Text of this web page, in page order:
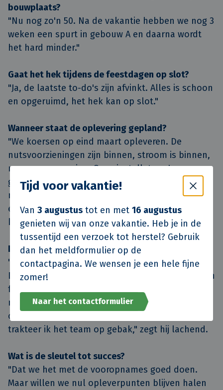
Tijd voor vakantie!
Van 3 augustus tot en met 16 augustus
genieten wij van onze vakantie. Heb je in de
tussentijd een verzoek tot herstel? Gebruik
dan het meldformulier op de
contactpagina. We wensen je een hele fijne
zomer!
Naar het contactformulier
bouwplaats?
"Nu nog zo'n 50. Na de vakantie hebben we nog 3
weken een spurt in gebouw A en daarna wordt
het hard minder."
Gaat het hek tijdens de feestdagen op slot?
"Ja, de laatste to-do's zijn afvinkt. Alles is schoon
en opgeruimd, het hek kan op slot."
Wanneer staat de oplevering gepland?
"We koersen op eind maart opleveren. De
nutsvoorzieningen zijn binnen, stroom is binnen,
nu nog verwarming. Onze installateur Lomans
gaat alles inregelen. Echt alle installaties
moeten het goed doen en op de juiste manier op
elkaar worden afgesteld. En dat is nog een hele
klus, kan ik je vertellen."
Lever je het hele gebouw in één keer op?
"Nee, daar is het simpelweg te groot voor.
Daarom doen we nu vooropnames en vanaf begin
februari leveren we per verdieping op, van boven
naar beneden. Waarbij het streven is: nul
opleverpunten per verdieping. Als we dat halen,
trakteer ik het team op gebak," zegt hij lachend.
Wat is de sleutel tot succes?
"Dat we het met de vooropnames goed doen.
Maar willen we nul opleverpunten blijven halen